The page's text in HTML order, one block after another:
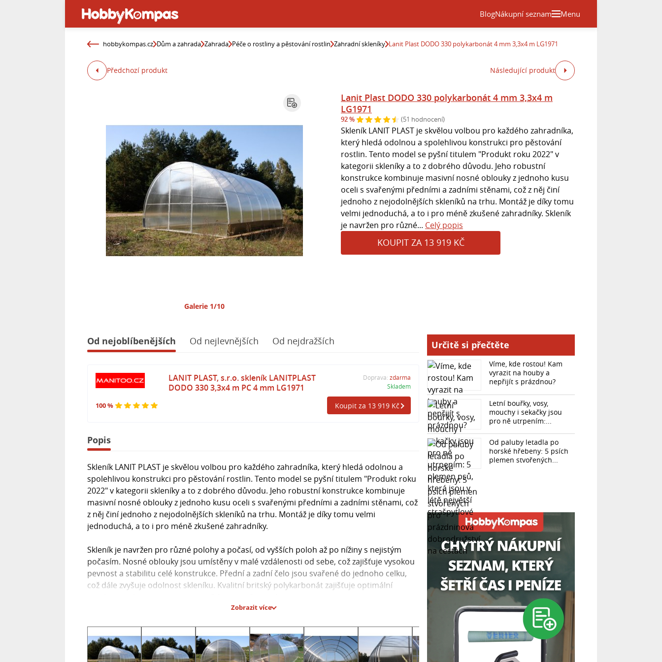
BlogNákupní seznam Menu
hobbykompas.cz Dům a zahrada Zahrada Péče o rostliny a pěstování rostlin Zahradní skleníky Lanit Plast DODO 330 polykarbonát 4 mm 3,3x4 m LG1971
Předchozí produkt Následující produkt
Galerie 1/10
Lanit Plast DODO 330 polykarbonát 4 mm 3,3x4 m
LG1971
92 % (51 hodnocení)
Skleník LANIT PLAST je skvělou volbou pro každého zahradníka,
který hledá odolnou a spolehlivou konstrukci pro pěstování
rostlin. Tento model se pyšní titulem "Produkt roku 2022" v
kategorii skleníky a to z dobrého důvodu. Jeho robustní
konstrukce kombinuje masivní nosné oblouky z jednoho kusu
oceli s svařenými předními a zadními stěnami, což z něj činí
jednoho z nejodolnějších skleníků na trhu. Montáž je díky tomu
velmi jednoduchá, a to i pro méně zkušené zahradníky. Skleník
je navržen pro různé... Celý popis
KOUPIT ZA 13 919 KČ
Od nejoblíbenějších Od nejlevnějších Od nejdražších
100 %
LANIT PLAST, s.r.o. skleník LANITPLAST
DODO 330 3,3x4 m PC 4 mm LG1971
Doprava: zdarma
Skladem
Koupit za 13 919 Kč
Popis
Skleník LANIT PLAST je skvělou volbou pro každého zahradníka, který hledá odolnou a
spolehlivou konstrukci pro pěstování rostlin. Tento model se pyšní titulem "Produkt roku
2022" v kategorii skleníky a to z dobrého důvodu. Jeho robustní konstrukce kombinuje
masivní nosné oblouky z jednoho kusu oceli s svařenými předními a zadními stěnami, což
z něj činí jednoho z nejodolnějších skleníků na trhu. Montáž je díky tomu velmi
jednoduchá, a to i pro méně zkušené zahradníky.
Skleník je navržen pro různé polohy a počasí, od vyšších poloh až po nížiny s nejistým
počasím. Nosné oblouky jsou umístěny v malé vzdálenosti od sebe, což zajišťuje vysokou
pevnost a stabilitu celé konstrukce. Přední a zadní čelo jsou svařené do jednoho celku,
což dále zvyšuje odolnost skleníku. Kvalitní britský polykarbonát zajišťuje optimální
- Polykarbonát tloušťka 4 mm
- Koeficient prostupu tepla K= 3,90 W/m2K
Zobrazit více
Určitě si přečtěte
Víme, kde rostou! Kam
vyrazit na houby a
nepřijít s prázdnou?
Letní bouřky, vosy,
mouchy i sekačky jsou
pro ně utrpením:...
Od paluby letadla po
horské hřebeny: 5 psích
plemen stvořených...